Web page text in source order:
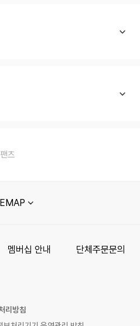
츠
멤버십 안내 단체주문문의
리방침